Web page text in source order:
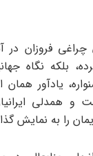
چراغی فروزان در
بلکه نگاه
یادآور
که همت و همدلی
را به نمایش